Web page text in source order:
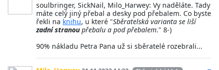
soulbringer, SickNail, Milo_Harwey: Vy naděláte. Tady
máte celý jiný přebal a desky pod přebalem. Co byste
řekli na knihu, u které "Sběratelská varianta se liší
zadní stranoupřebalu a pod přebalem." 8-)
90% nákladu Petra Pana už si sběratelé rozebrali...